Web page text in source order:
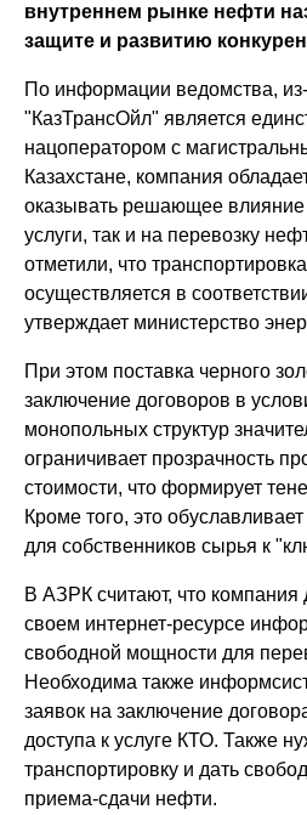
внутреннем рынке нефти
защите и развитию
По информации ведомства, из-
"КазТрансОйл" является
нацоператором с
Казахстане, компания
оказывать решающее
услуги, так и на перевозку
отметили, что
осуществляется в
утверждает министерство
При этом поставка черного
заключение договоров в
монопольных структур
ограничивает прозрачность
стоимости, что формирует
Кроме того, это
для собственников сырья к
В АЗРК считают, что
своем интернет-ресурсе
свободной мощности для
Необходима также
заявок на заключение
доступа к услуге КТО. Также
транспортировку и дать
приема-сдачи нефти.